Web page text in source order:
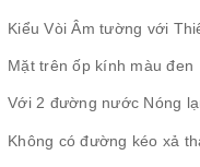
Kiểu Vòi Âm tường với
Mặt trên ốp kính màu đen
Với 2 đường nước Nóng
Không có đường kéo xả